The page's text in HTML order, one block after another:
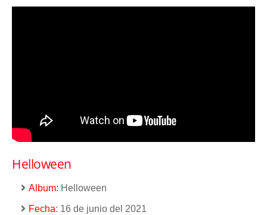
Helloween
Album: Helloween
Fecha: 16 de junio del 2021